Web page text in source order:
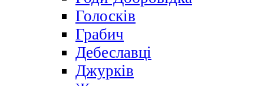
Голосків
Грабич
Дебеславці
Джурків